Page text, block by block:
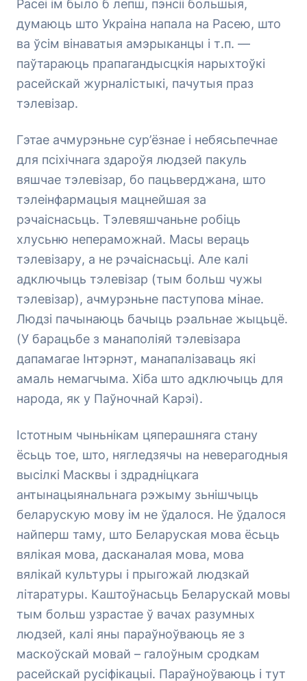
Расеі ім было б лепш, пэнсіі большыя,
думаюць што Украіна напала на Расею, што
ва ўсім вінаватыя амэрыканцы і т.п. —
паўтараюць прапагандысцкія нарыхтоўкі
расейскай журналістыкі, пачутыя праз
тэлевізар.
Гэтае ачмурэньне сур’ёзнае і небясьпечнае
для псіхічнага здароўя людзей пакуль
вяшчае тэлевізар, бо пацьверджана, што
тэлеінфармацыя мацнейшая за
рэчаіснасьць. Тэлевяшчаньне робіць
хлусьню непераможнай. Масы вераць
тэлевізару, а не рэчаіснасьці. Але калі
адключыць тэлевізар (тым больш чужы
тэлевізар), ачмурэньне паступова мінае.
Людзі пачынаюць бачыць рэальнае жыцьцё.
(У барацьбе з манаполіяй тэлевізара
дапамагае Інтэрнэт, манапалізаваць які
амаль немагчыма. Хіба што адключыць для
народа, як у Паўночнай Карэі).
Істотным чыньнікам цяперашняга стану
ёсьць тое, што, нягледзячы на неверагодныя
высілкі Масквы і здрадніцкага
антынацыянальнага рэжыму зьнішчыць
беларускую мову ім не ўдалося. Не ўдалося
найперш таму, што Беларуская мова ёсьць
вялікая мова, дасканалая мова, мова
вялікай культуры і прыгожай людзкай
літаратуры. Каштоўнасьць Беларускай мовы
тым больш узрастае ў вачах разумных
людзей, калі яны параўноўваюць яе з
маскоўскай мовай – галоўным сродкам
расейскай русіфікацыі. Параўноўваюць і тут